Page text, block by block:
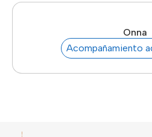
Onna
Acompañamiento